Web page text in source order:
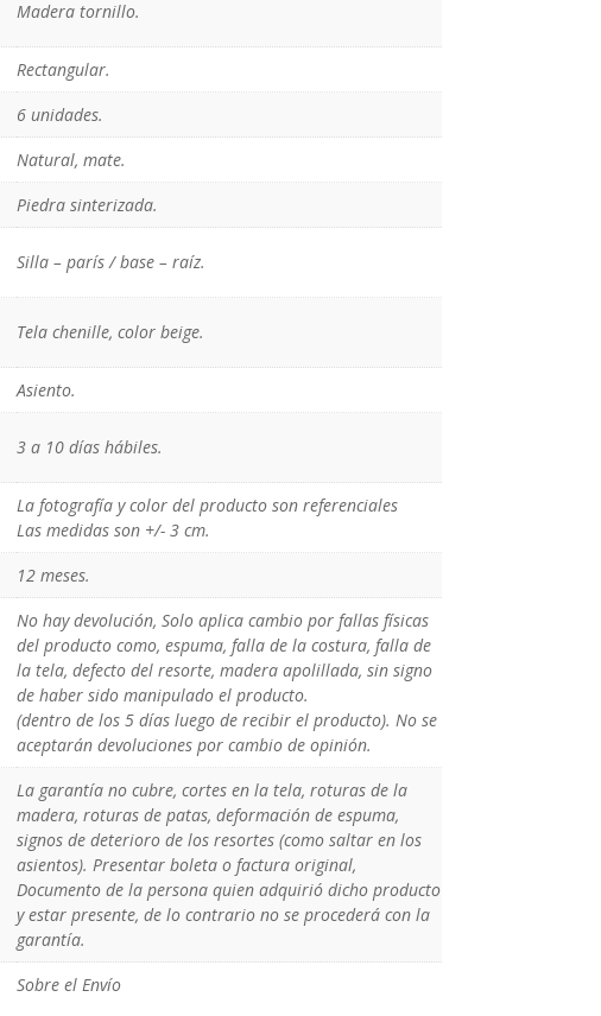
Madera tornillo.
Rectangular.
6 unidades.
Natural, mate.
Piedra sinterizada.
Silla – parís / base – raíz.
Tela chenille, color beige.
Asiento.
3 a 10 días hábiles.
La fotografía y color del producto son referenciales
Las medidas son +/- 3 cm.
12 meses.
No hay devolución, Solo aplica cambio por fallas físicas
del producto como, espuma, falla de la costura, falla de
la tela, defecto del resorte, madera apolillada, sin signo
de haber sido manipulado el producto.
(dentro de los 5 días luego de recibir el producto). No se
aceptarán devoluciones por cambio de opinión.
La garantía no cubre, cortes en la tela, roturas de la
madera, roturas de patas, deformación de espuma,
signos de deterioro de los resortes (como saltar en los
asientos). Presentar boleta o factura original,
Documento de la persona quien adquirió dicho producto
y estar presente, de lo contrario no se procederá con la
garantía.
Sobre el Envío